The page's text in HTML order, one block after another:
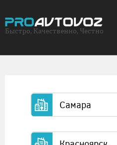
Быстро, Качественно, Честно